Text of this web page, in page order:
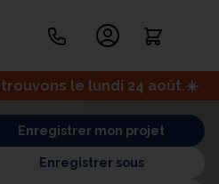
le lundi 24 août.☀️
Enregistrer mon projet
Enregistrer sous